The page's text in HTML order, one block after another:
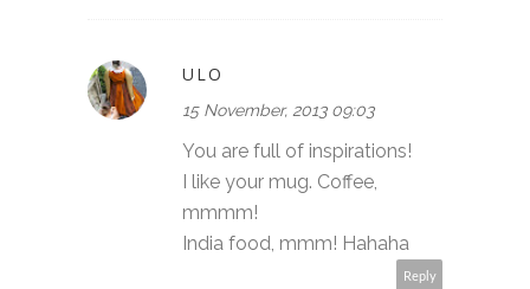
ULO
15 November, 2013 09:03
You are full of inspirations!
I like your mug. Coffee,
mmmm!
India food, mmm! Hahaha
Reply